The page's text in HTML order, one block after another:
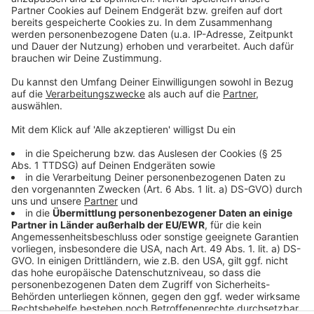
Anzeige
sammeln. Bitte lesen Sie die
Details durch und stimmen Sie der
Nutzung des Service zu, um dieses
Video anzusehen.
Mehr Informationen
Akzeptieren
powered by Usercentrics Consent
Management Platform
Die neue Single der Singer-Songwriterin LOI "Am I
Anzeige
Anzeige